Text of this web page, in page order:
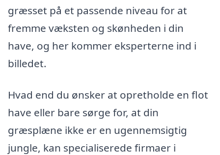
græsset på et passende niveau for at
fremme væksten og skønheden i din
have, og her kommer eksperterne ind i
billedet.
Hvad end du ønsker at opretholde en flot
have eller bare sørge for, at din
græsplæne ikke er en ugennemsigtig
jungle, kan specialiserede firmaer i